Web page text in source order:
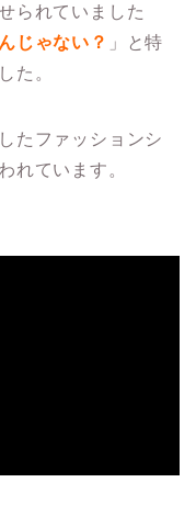
られていました
じゃない？ 」と特
た。
たファッションシ
れています。